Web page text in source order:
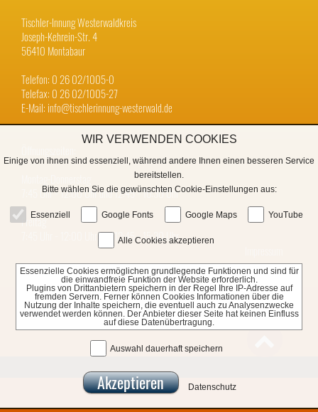
Tischler-Innung Westerwaldkreis
Joseph-Kehrein-Str. 4
56410 Montabaur
Telefon: 0 26 02/1005-0
Telefax: 0 26 02/1005-27
E-Mail: info@tischlerinnung-westerwald.de
7:45 Uhr − 12:00 Uhr und 12:45 − 16:30 Uhr
Freitag
7:45 Uhr − 12:00 Uhr und 12:45 − 15:30 Uhr
Datenschutz
WIR VERWENDEN COOKIES
Einige von ihnen sind essenziell, während andere Ihnen einen besseren Service
bereitstellen.
Bitte wählen Sie die gewünschten Cookie-Einstellungen aus:
Essenziell Google Fonts Google Maps YouTube
Alle Cookies akzeptieren
Essenzielle Cookies ermöglichen grundlegende Funktionen und sind für
die einwandfreie Funktion der Website erforderlich.
Plugins von Drittanbietern speichern in der Regel Ihre IP-Adresse auf
fremden Servern. Ferner können Cookies Informationen über die
Nutzung der Inhalte speichern, die eventuell auch zu Analysenzwecke
verwendet werden können. Der Anbieter dieser Seite hat keinen Einfluss
auf diese Datenübertragung.
Auswahl dauerhaft speichern
Datenschutz